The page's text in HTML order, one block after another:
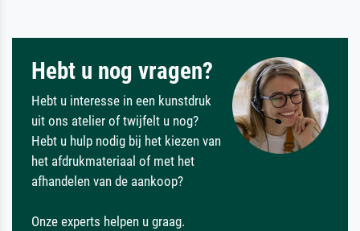
Hebt u nog vragen?
Hebt u interesse in een kunstdruk
uit ons atelier of twijfelt u nog?
Hebt u hulp nodig bij het kiezen van
het afdrukmateriaal of met het
afhandelen van de aankoop?
Onze experts helpen u graag.